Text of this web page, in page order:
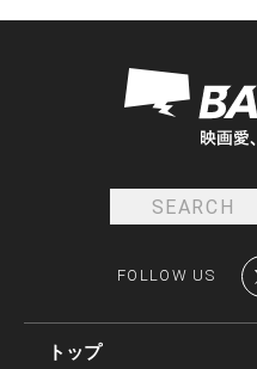
FOLLOW US
トップ